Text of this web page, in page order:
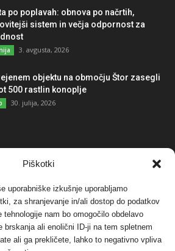
Piškotki
uporabniške izkušnje uporabljamo
za shranjevanje in/ali dostop do podatkov
nam bo omogočilo obdelavo
brskanja ali enolični ID-ji na tem spletnem
ali ga prekličete, lahko to negativno vpliva
po poplavah: obnova po načrtih,
sistem in večja odpornost za
3. avgusta, 2026
objektu na območju Štor zasegli
500 rastlin konoplje
30. julija, 2026
proti vetrnim elektrarnam na Ojstrici, v
pa vedno bolj...
12. maja, 2017
v Celovcu v korist elektrarnam